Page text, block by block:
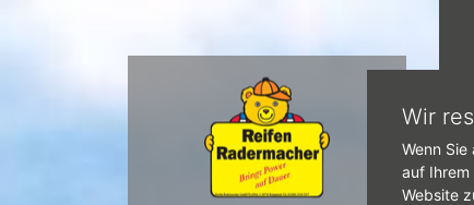
Wir
Wenn
auf
Website